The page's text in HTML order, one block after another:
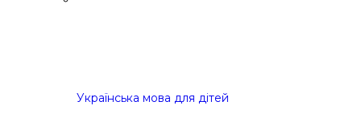
Українська мова для дітей